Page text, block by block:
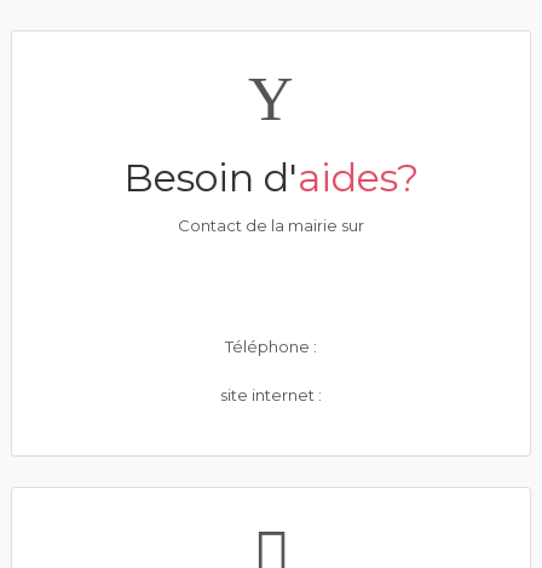
Besoin d'aides?
Contact de la mairie sur
Téléphone :
site internet :